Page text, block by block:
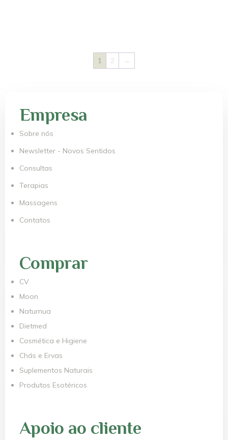
1 2 →
Empresa
Sobre nós
Newsletter - Novos Sentidos
Consultas
Terapias
Massagens
Contatos
Comprar
CV
Moon
Naturnua
Dietmed
Cosmética e Higiene
Chás e Ervas
Suplementos Naturais
Produtos Esotéricos
Apoio ao cliente